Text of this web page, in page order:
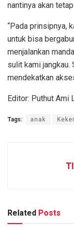
nantinya akan
“Pada prinsipnya,
untuk bisa
menjalankan
sulit kami jangkau.
mendekatkan
Editor: Puthut Ami
Tags: anak
Related Posts